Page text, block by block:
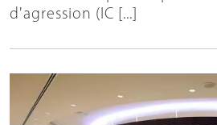
d'agression (IC [...]